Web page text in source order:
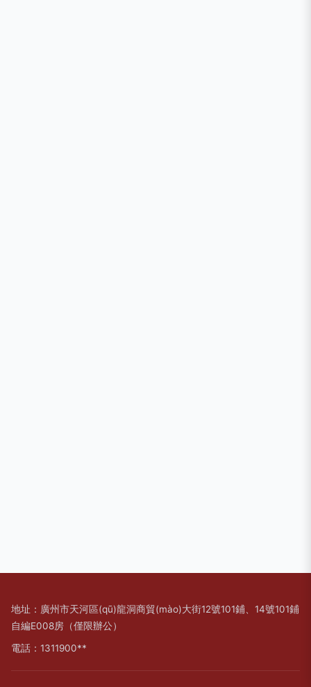
地址：廣州市天河區(qū)龍洞商貿(mào)大街12號101鋪、14號101鋪
自編E008房（僅限辦公）
電話：1311900**